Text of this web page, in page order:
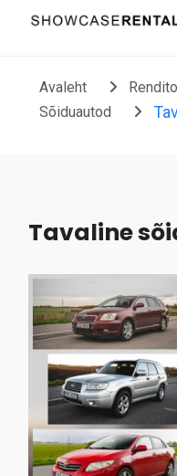
Liigu sisu juurde
Avaleht
Sõiduautod
Tavaline